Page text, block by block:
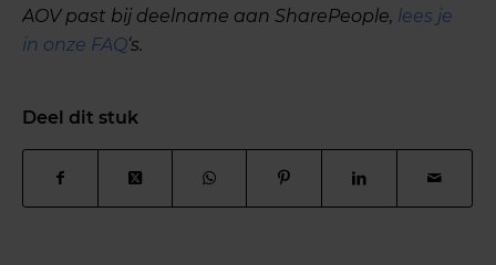
AOV past bij deelname aan SharePeople, lees je
in onze FAQ‘s.
Deel dit stuk